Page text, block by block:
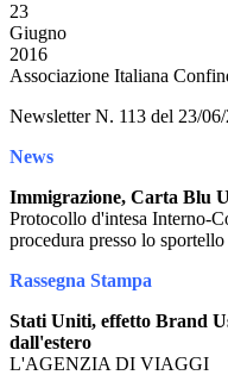
23
Giugno
2016
Associazione Italiana
Newsletter N. 113 del 23/
News
Immigrazione, Carta Blu
Protocollo d'intesa Interno-
procedura presso lo
Rassegna Stampa
Stati Uniti, effetto Brand
dall'estero
L'AGENZIA DI VIAGGI